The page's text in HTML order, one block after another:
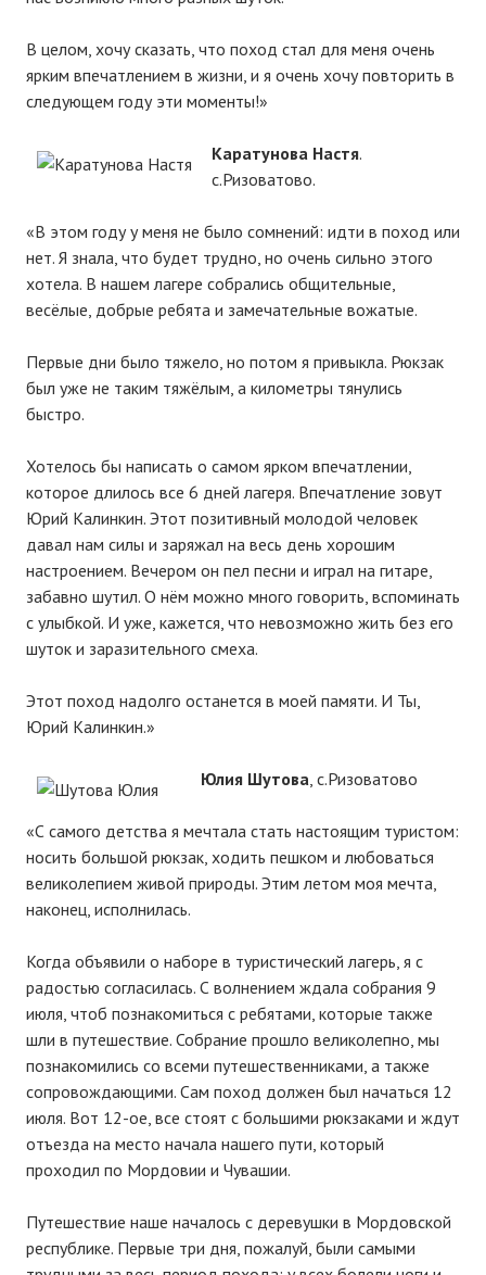
В целом, хочу сказать, что поход стал для меня очень
ярким впечатлением в жизни, и я очень хочу повторить в
следующем году эти моменты!»
Каратунова Настя.
с.Ризоватово.
«В этом году у меня не было сомнений: идти в поход или
нет. Я знала, что будет трудно, но очень сильно этого
хотела. В нашем лагере собрались общительные,
весёлые, добрые ребята и замечательные вожатые.
Первые дни было тяжело, но потом я привыкла. Рюкзак
был уже не таким тяжёлым, а километры тянулись
быстро.
Хотелось бы написать о самом ярком впечатлении,
которое длилось все 6 дней лагеря. Впечатление зовут
Юрий Калинкин. Этот позитивный молодой человек
давал нам силы и заряжал на весь день хорошим
настроением. Вечером он пел песни и играл на гитаре,
забавно шутил. О нём можно много говорить, вспоминать
с улыбкой. И уже, кажется, что невозможно жить без его
шуток и заразительного смеха.
Этот поход надолго останется в моей памяти. И Ты,
Юрий Калинкин.»
Юлия Шутова, с.Ризоватово
«С самого детства я мечтала стать настоящим туристом:
носить большой рюкзак, ходить пешком и любоваться
великолепием живой природы. Этим летом моя мечта,
наконец, исполнилась.
Когда объявили о наборе в туристический лагерь, я с
радостью согласилась. С волнением ждала собрания 9
июля, чтоб познакомиться с ребятами, которые также
шли в путешествие. Собрание прошло великолепно, мы
познакомились со всеми путешественниками, а также
сопровождающими. Сам поход должен был начаться 12
июля. Вот 12-ое, все стоят с большими рюкзаками и ждут
отъезда на место начала нашего пути, который
проходил по Мордовии и Чувашии.
Путешествие наше началось с деревушки в Мордовской
республике. Первые три дня, пожалуй, были самыми